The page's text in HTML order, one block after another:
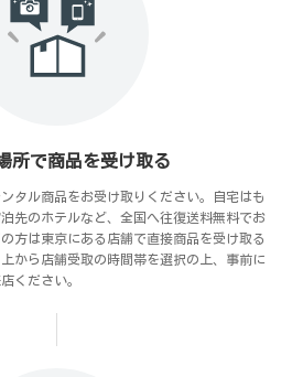
所で商品を受け取る
タル商品をお受け取りください。自宅はも
先のホテルなど、全国へ往復送料無料でお
方は東京にある店舗で直接商品を受け取る
から店舗受取の時間帯を選択の上、事前に
ください。